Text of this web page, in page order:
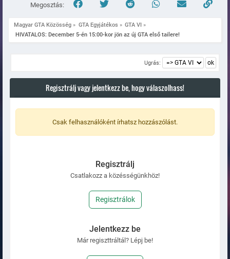
Megosztás:
Magyar GTA Közösség » GTA Egyjátékos » GTA VI »
HIVATALOS: December 5-én 15:00-kor jön az új GTA első tailere!
Ugrás:
Regisztrálj vagy jelentkezz be, hogy válaszolhass!
Csak felhasználóként írhatsz hozzászólást.
Regisztrálj
Csatlakozz a közésségünkhöz!
Regisztrálok
Jelentkezz be
Már regiszttráltál? Lépj be!